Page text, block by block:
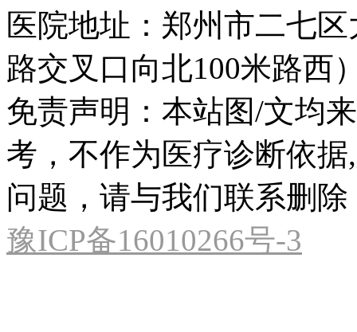
医院地址：郑州市二七
路交叉口向北100米路西
免责声明：本站图/文均
考，不作为医疗诊断依
问题，请与我们联系删除
豫ICP备16010266号-3